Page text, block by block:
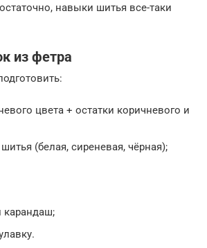
навыки шитья все-таки
из фетра
цвета + остатки коричневого и
(белая, сиреневая, чёрная);
карандаш;